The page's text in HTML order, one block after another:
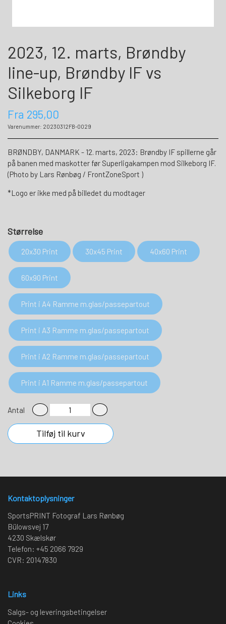
2023, 12. marts, Brøndby
line-up, Brøndby IF vs
Silkeborg IF
Fra 295,00
Varenummer: 20230312FB-0029
BRØNDBY, DANMARK - 12. marts, 2023: Brøndby IF spillerne går
på banen med maskotter før Superligakampen mod Silkeborg IF.
(Photo by Lars Rønbøg / FrontZoneSport )
*Logo er ikke med på billedet du modtager
Størrelse
20x30 Print 30x45 Print 40x60 Print
60x90 Print
Print i A4 Ramme m.glas/passepartout
Print i A3 Ramme m.glas/passepartout
Print i A2 Ramme m.glas/passepartout
Print i A1 Ramme m.glas/passepartout
Antal
Tilføj til kurv
Kontaktoplysninger
SportsPRINT Fotograf Lars Rønbøg
Bülowsvej 17
4230 Skælskør
Telefon: +45 2066 7929
CVR: 20147830
Links
Salgs- og leveringsbetingelser